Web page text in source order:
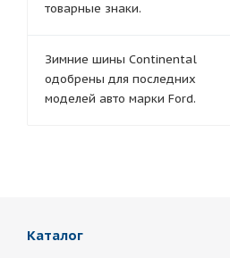
товарные знаки.
Зимние шины Continental
одобрены для последних
моделей авто марки Ford.
Каталог